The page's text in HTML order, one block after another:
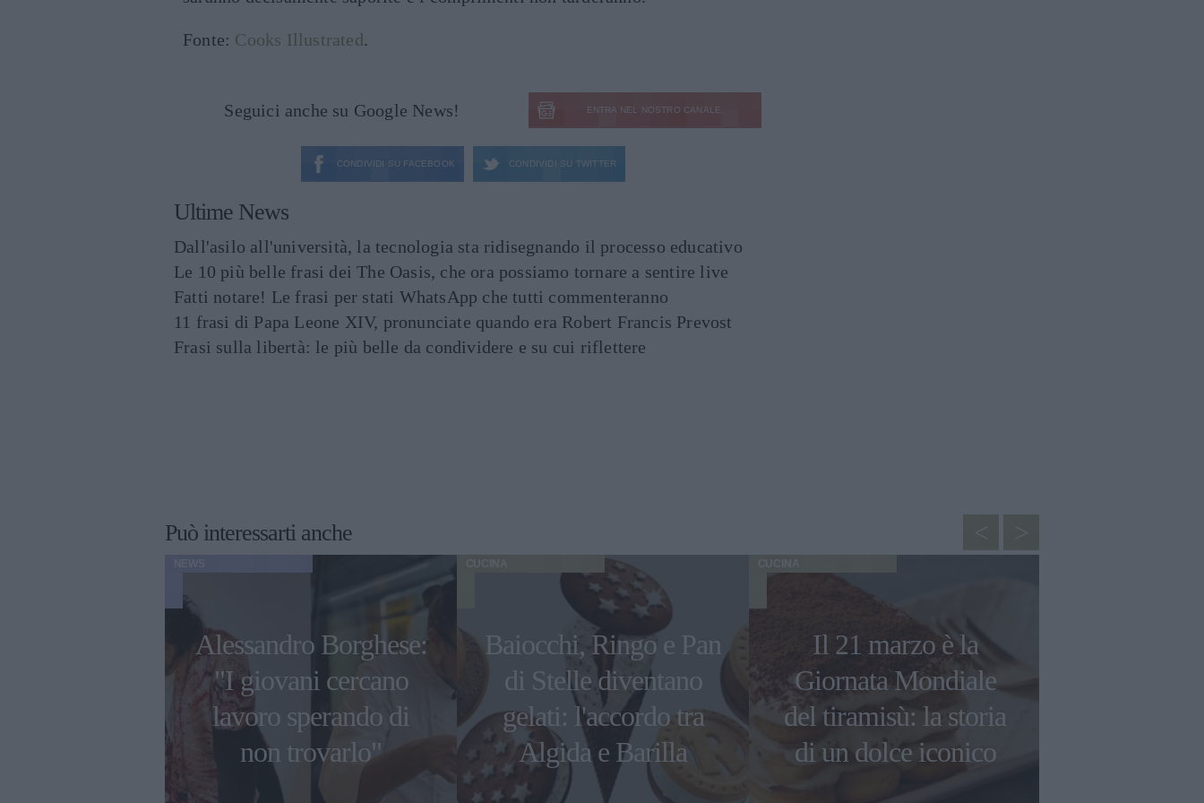
Fonte: Cooks Illustrated.
Seguici anche su Google News! ENTRA NEL NOSTRO CANALE
CONDIVIDI SU FACEBOOK CONDIVIDI SU TWITTER
Ultime News
Dall'asilo all'università, la tecnologia sta ridisegnando il processo educativo
Le 10 più belle frasi dei The Oasis, che ora possiamo tornare a sentire live
Fatti notare! Le frasi per stati WhatsApp che tutti commenteranno
11 frasi di Papa Leone XIV, pronunciate quando era Robert Francis Prevost
Frasi sulla libertà: le più belle da condividere e su cui riflettere
Può interessarti anche
Alessandro Borghese:
"I giovani cercano
lavoro sperando di
non trovarlo"
CUCINA
Baiocchi, Ringo e Pan
di Stelle diventano
gelati: l'accordo tra
Algida e Barilla
CUCINA
Il 21 marzo è la
Giornata Mondiale
del tiramisù: la storia
di un dolce iconico